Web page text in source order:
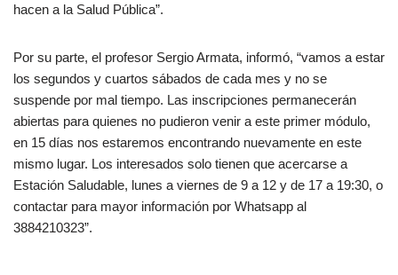
hacen a la Salud Pública”.
Por su parte, el profesor Sergio Armata, informó, “vamos a estar
los segundos y cuartos sábados de cada mes y no se
suspende por mal tiempo. Las inscripciones permanecerán
abiertas para quienes no pudieron venir a este primer módulo,
en 15 días nos estaremos encontrando nuevamente en este
mismo lugar. Los interesados solo tienen que acercarse a
Estación Saludable, lunes a viernes de 9 a 12 y de 17 a 19:30, o
contactar para mayor información por Whatsapp al
3884210323”.